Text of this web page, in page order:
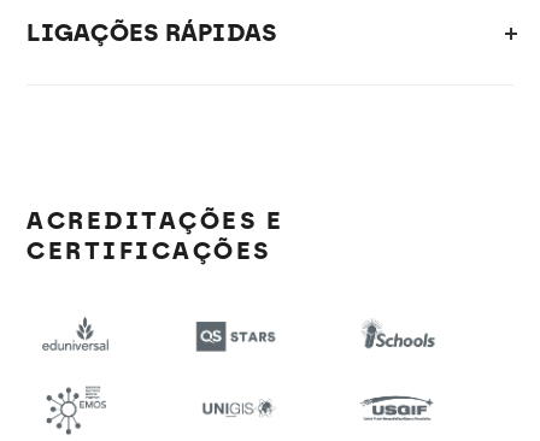
LIGAÇÕES RÁPIDAS
ACREDITAÇÕES E
CERTIFICAÇÕES